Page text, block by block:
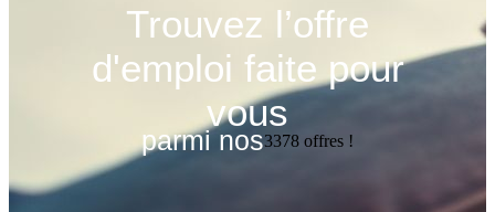
Trouvez l’offre
d'emploi faite pour
vous
parmi nos3378 offres !